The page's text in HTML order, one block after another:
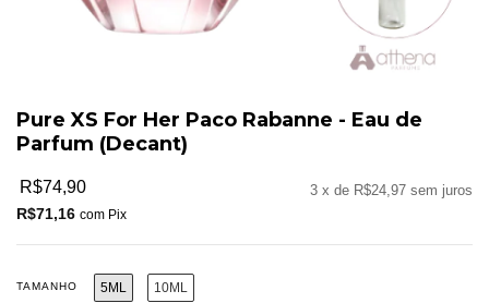
Pure XS For Her Paco Rabanne - Eau de
Parfum (Decant)
R$74,90 3 x de R$24,97 sem juros
R$71,16 com Pix
TAMANHO 5ML 10ML